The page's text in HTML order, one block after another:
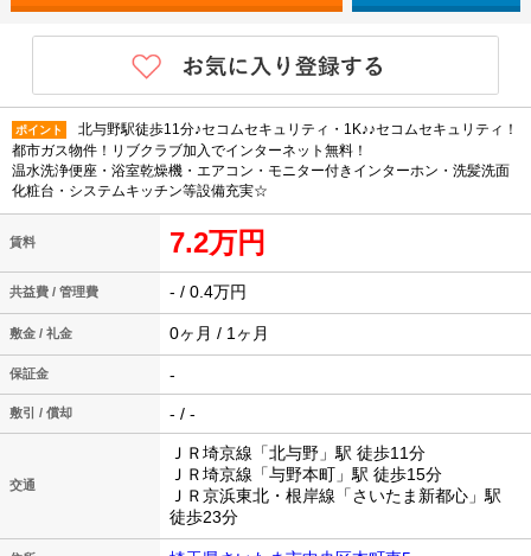
ポイント
北与野駅徒歩11分♪セコムセキュリティ・1K♪♪セコムセキュリティ！
都市ガス物件！リブクラブ加入でインターネット無料！
温水洗浄便座・浴室乾燥機・エアコン・モニター付きインターホン・洗髪洗面
化粧台・システムキッチン等設備充実☆
賃料 7.2万円
共益費 / 管理費 - / 0.4万円
敷金 / 礼金 0ヶ月 / 1ヶ月
保証金 -
敷引 / 償却 - / -
交通
ＪＲ埼京線「北与野」駅 徒歩11分
ＪＲ埼京線「与野本町」駅 徒歩15分
ＪＲ京浜東北・根岸線「さいたま新都心」駅
徒歩23分